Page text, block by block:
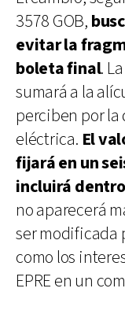
3578 GOB,
evitar la
boleta final.
sumará a la
perciben por
eléctrica. El
fijará en un
incluirá
no aparecerá
ser modificada
como los
EPRE en un